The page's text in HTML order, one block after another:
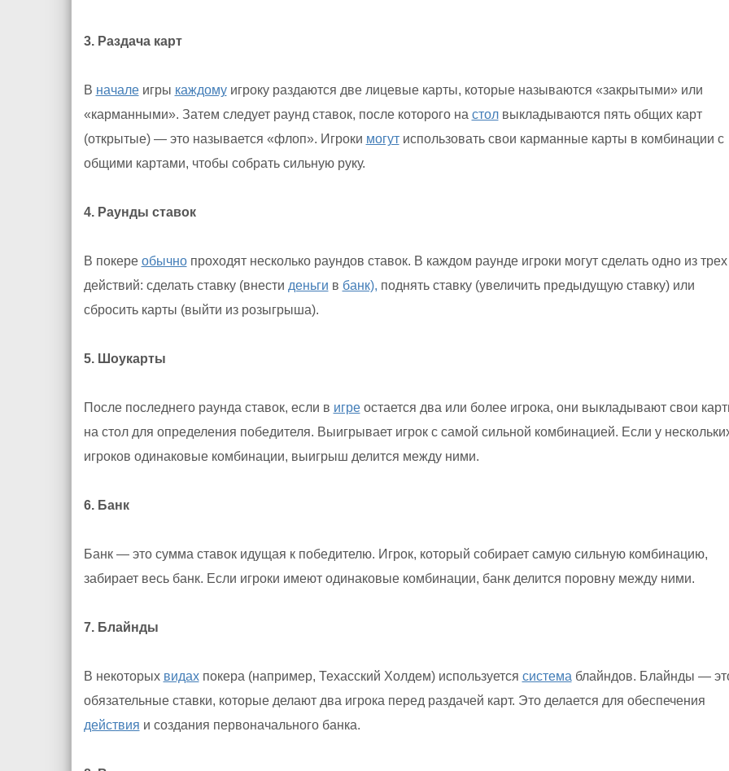
3. Раздача карт
В началеигры каждомуигроку раздаются две лицевые карты, которые называются «закрытыми» или
«карманными». Затем следует раунд ставок, после которого на столвыкладываются пять общих карт
(открытые) — это называется «флоп». Игроки могутиспользовать свои карманные карты в комбинации с
общими картами, чтобы собрать сильную руку.
4. Раунды ставок
В покере обычнопроходят несколько раундов ставок. В каждом раунде игроки могут сделать одно из трех
действий: сделать ставку (внести деньги в банк), поднять ставку (увеличить предыдущую ставку) или
сбросить карты (выйти из розыгрыша).
5. Шоукарты
После последнего раунда ставок, если в игреостается два или более игрока, они выкладывают свои
на стол для определения победителя. Выигрывает игрок с самой сильной комбинацией. Если у
игроков одинаковые комбинации, выигрыш делится между ними.
6. Банк
Банк — это сумма ставок идущая к победителю. Игрок, который собирает самую сильную комбинацию,
забирает весь банк. Если игроки имеют одинаковые комбинации, банк делится поровну между ними.
7. Блайнды
В некоторых видахпокера (например, Техасский Холдем) используется система блайндов. Блайнды —
обязательные ставки, которые делают два игрока перед раздачей карт. Это делается для обеспечения
действия и создания первоначального банка.